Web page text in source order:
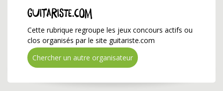
guitariste.com
Cette rubrique regroupe les jeux concours actifs ou
clos organisés par le site guitariste.com
Chercher un autre organisateur